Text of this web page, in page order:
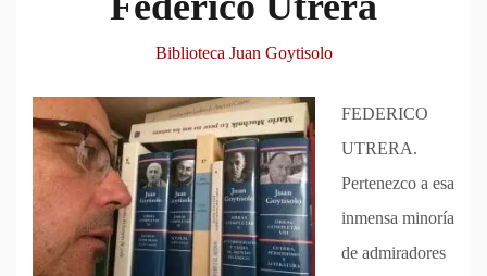
Biblioteca Juan Goytisolo
FEDERICO
UTRERA.
Pertenezco a esa
inmensa minoría
de admiradores